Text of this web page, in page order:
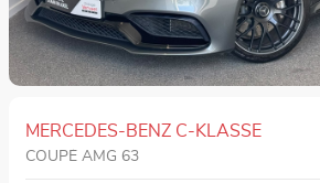
MERCEDES-BENZ C-KLASSE
COUPÉ AMG 63